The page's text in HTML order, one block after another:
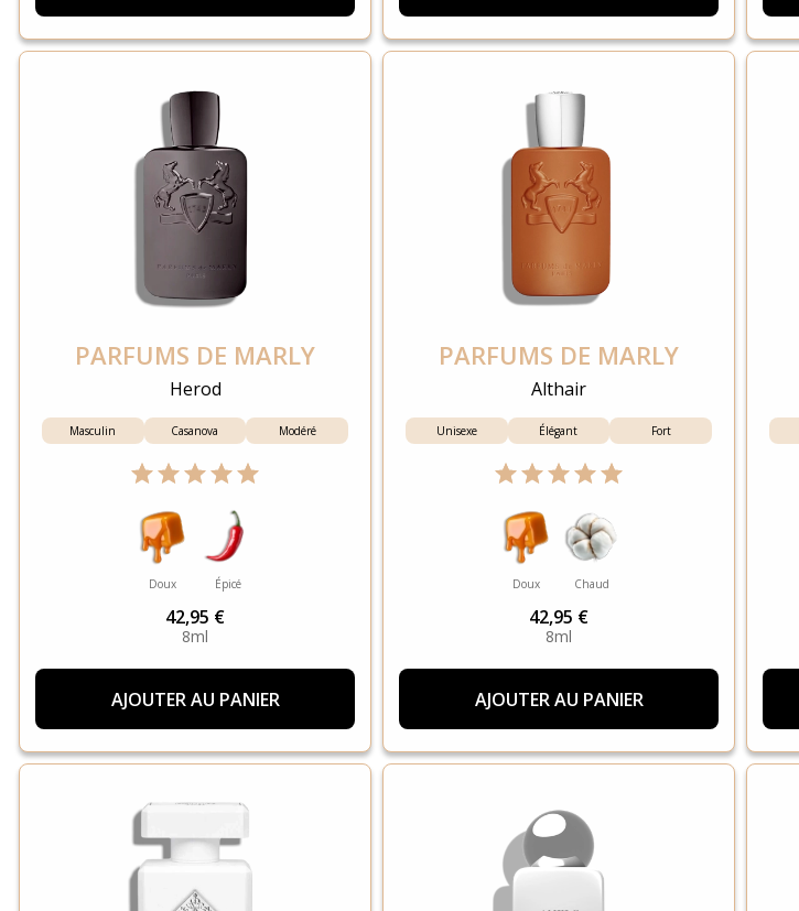
PARFUMS DE MARLY
Herod
Masculin Casanova Modéré
Doux Épicé
42,95 €
8ml
AJOUTER AU PANIER
PARFUMS DE MARLY
Althair
Unisexe Élégant Fort
Doux Chaud
42,95 €
8ml
AJOUTER AU PANIER